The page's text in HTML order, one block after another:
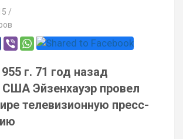
/
г. 71 год назад
Эйзенхауэр провел
телевизионную пресс-